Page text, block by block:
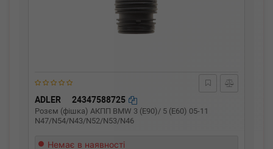
ADLER 24347588725
Розєм (фішка) АКПП BMW 3 (E90)/ 5 (E60) 05-11
N47/N54/N43/N52/N53/N46
Немає в наявності